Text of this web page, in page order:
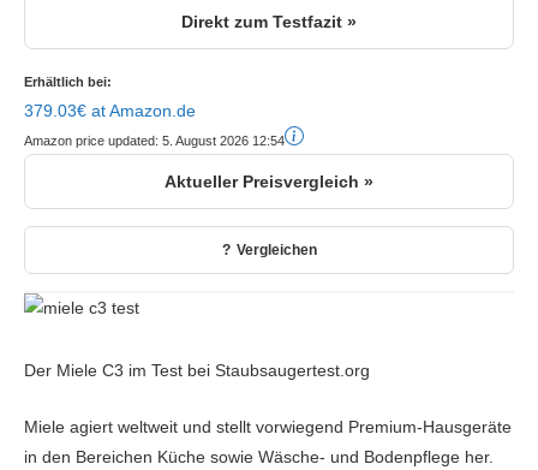
Direkt zum Testfazit »
Erhältlich bei:
379.03€ at Amazon.de
Amazon price updated: 5. August 2026 12:54
Aktueller Preisvergleich »
Vergleichen
Der Miele C3 im Test bei Staubsaugertest.org
Miele agiert weltweit und stellt vorwiegend Premium-Hausgeräte
in den Bereichen Küche sowie Wäsche- und Bodenpflege her.